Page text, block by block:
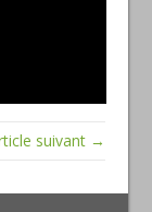
suivant →